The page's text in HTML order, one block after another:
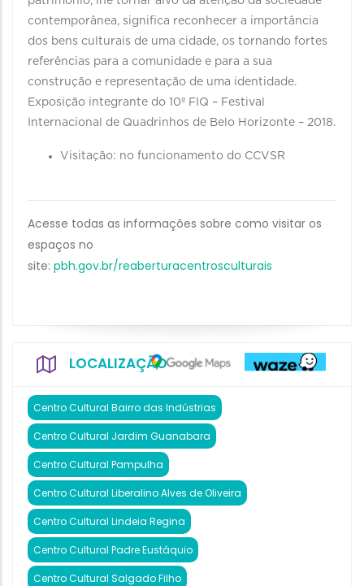
contemporânea, significa reconhecer a importância
dos bens culturais de uma cidade, os tornando fortes
referências para a comunidade e para a sua
construção e representação de uma identidade.
Exposição integrante do 10º FIQ – Festival
Internacional de Quadrinhos de Belo Horizonte – 2018.
Visitação: no funcionamento do CCVSR
Acesse todas as informações sobre como visitar os
espaços no
site: pbh.gov.br/reaberturacentrosculturais
LOCALIZAÇÃO
Centro Cultural Bairro das Indústrias
Centro Cultural Jardim Guanabara
Centro Cultural Pampulha
Centro Cultural Liberalino Alves de Oliveira
Centro Cultural Lindeia Regina
Centro Cultural Padre Eustáquio
Centro Cultural Salgado Filho